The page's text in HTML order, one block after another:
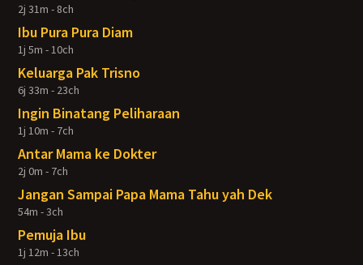
2j 31m - 8ch
Ibu Pura Pura Diam
1j 5m - 10ch
Keluarga Pak Trisno
6j 33m - 23ch
Ingin Binatang Peliharaan
1j 10m - 7ch
Antar Mama ke Dokter
2j 0m - 7ch
Jangan Sampai Papa Mama Tahu yah Dek
54m - 3ch
Pemuja Ibu
1j 12m - 13ch